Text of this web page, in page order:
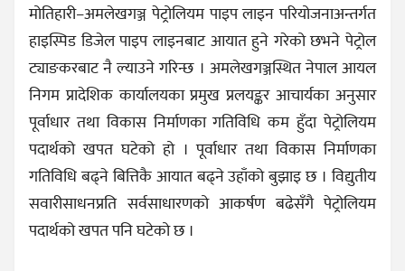
मोतिहारी–अमलेखगञ्ज पेट्रोलियम पाइप लाइन परियोजनाअन्तर्गत
हाइस्पिड डिजेल पाइप लाइनबाट आयात हुने गरेको छभने पेट्रोल
ट्याङकरबाट नै ल्याउने गरिन्छ । अमलेखगञ्जस्थित नेपाल आयल
निगम प्रादेशिक कार्यालयका प्रमुख प्रलयङ्कर आचार्यका अनुसार
पूर्वाधार तथा विकास निर्माणका गतिविधि कम हुँदा पेट्रोलियम
पदार्थको खपत घटेको हो । पूर्वाधार तथा विकास निर्माणका
गतिविधि बढ्ने बित्तिकै आयात बढ्ने उहाँको बुझाइ छ । विद्युतीय
सवारीसाधनप्रति सर्वसाधारणको आकर्षण बढेसँगै पेट्रोलियम
पदार्थको खपत पनि घटेको छ ।